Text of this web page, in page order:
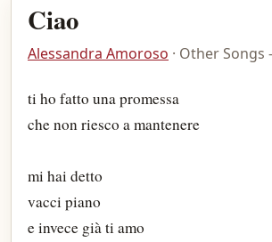
Ciao
Alessandra Amoroso · Other Songs
ti ho fatto una promessa
che non riesco a mantenere
mi hai detto
vacci piano
e invece già ti amo